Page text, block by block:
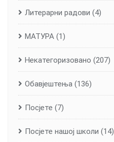
Литерарни радови (4)
МАТУРА (1)
Некатегоризовано (207)
Обавјештења (136)
Посјете (7)
Посјете нашој школи (14)